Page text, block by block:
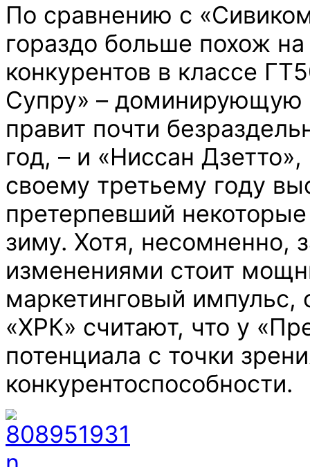
По сравнению с
гораздо больше похож на
конкурентов в классе
Супру» – доминирующую
правит почти
год, – и «Ниссан
своему третьему году
претерпевший
зиму. Хотя, несомненно,
изменениями стоит
маркетинговый импульс,
«ХРК» считают, что у
потенциала с точки
конкурентоспособности.